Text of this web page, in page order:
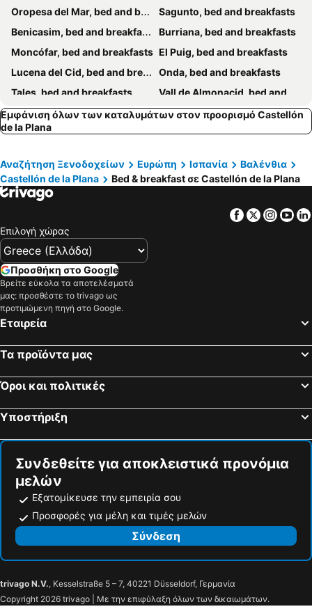
Oropesa del Mar, bed and breakfasts
Sagunto, bed and breakfasts
Benicasim, bed and breakfasts
Burriana, bed and breakfasts
Moncófar, bed and breakfasts El Puig, bed and breakfasts
Lucena del Cid, bed and breakfasts
Onda, bed and breakfasts
Tales, bed and breakfasts
Vall de Almonacid, bed and breakfasts
Villarreal, bed and breakfasts
Alcora, bed and breakfasts
Petrés, bed and breakfasts
Εμφάνιση όλων των καταλυμάτων στον προορισμό Castellón
de la Plana
Αναζήτηση Ξενοδοχείων Ευρώπη Ισπανία
Βαλένθια
Castellón de la Plana
Bed & breakfast σε Castellón de la Plana
Facebook
Twitter
Επιλογή χώρας
Προσθήκη στο Google
Βρείτε εύκολα τα αποτελέσματά
μας: προσθέστε το trivago ως
προτιμώμενη πηγή στο Google.
Εταιρεία
Τα προϊόντα μας
Όροι και πολιτικές
Υποστήριξη
Συνδεθείτε για αποκλειστικά προνόμια
μελών
Εξατομίκευσε την εμπειρία σου
Προσφορές για μέλη και τιμές μελών
Σύνδεση
trivago N.V., Kesselstraße 5 – 7, 40221 Düsseldorf, Γερμανία
Copyright 2026 trivago | Με την επιφύλαξη όλων των δικαιωμάτων.